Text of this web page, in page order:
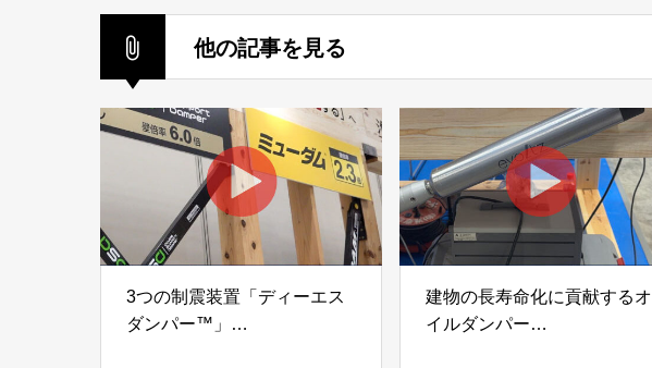
他の記事を見る
3つの制震装置「ディーエス
ダンパー™」
建物の長寿命化に貢献するオ
イルダンパー